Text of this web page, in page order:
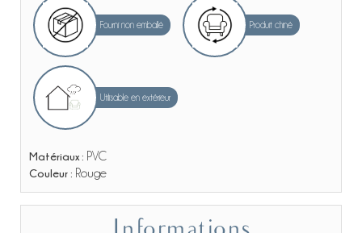
Fourni non emballé Produit chiné
Utilisable en extérieur
Matériaux : PVC
Couleur : Rouge